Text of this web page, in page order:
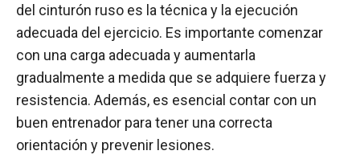
del cinturón ruso es la técnica y la ejecución
adecuada del ejercicio. Es importante comenzar
con una carga adecuada y aumentarla
gradualmente a medida que se adquiere fuerza y
resistencia. Además, es esencial contar con un
buen entrenador para tener una correcta
orientación y prevenir lesiones.